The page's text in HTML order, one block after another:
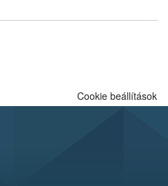
a károsító elleni további
és ökológiai termesztésben is
Cookie beállítások